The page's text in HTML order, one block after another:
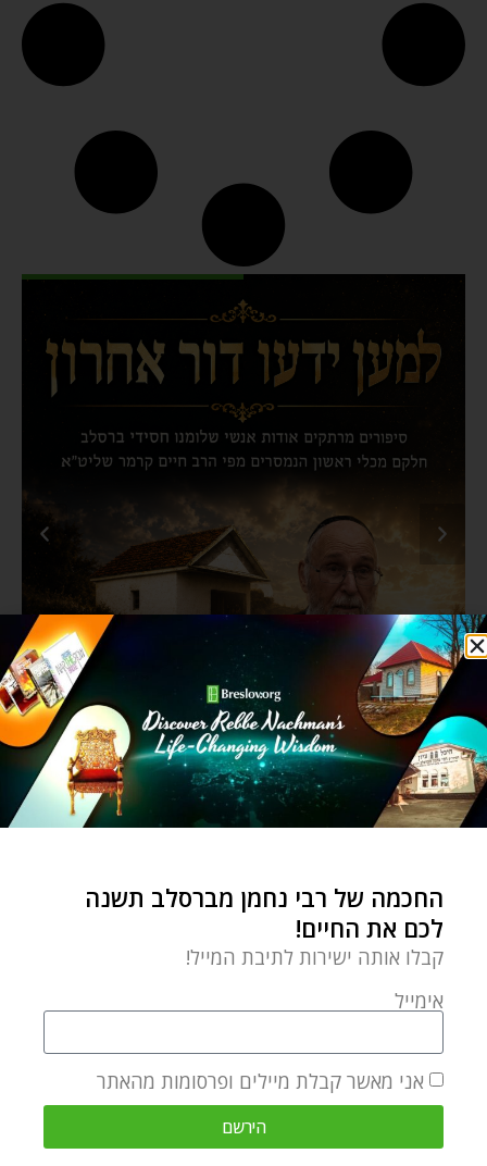
החכמה של רבי נחמן מברסלב תשנה
לכם את החיים!
קבלו אותה ישירות לתיבת המייל!
אימייל
אני מאשר קבלת מיילים ופרסומות מהאתר
הירשם